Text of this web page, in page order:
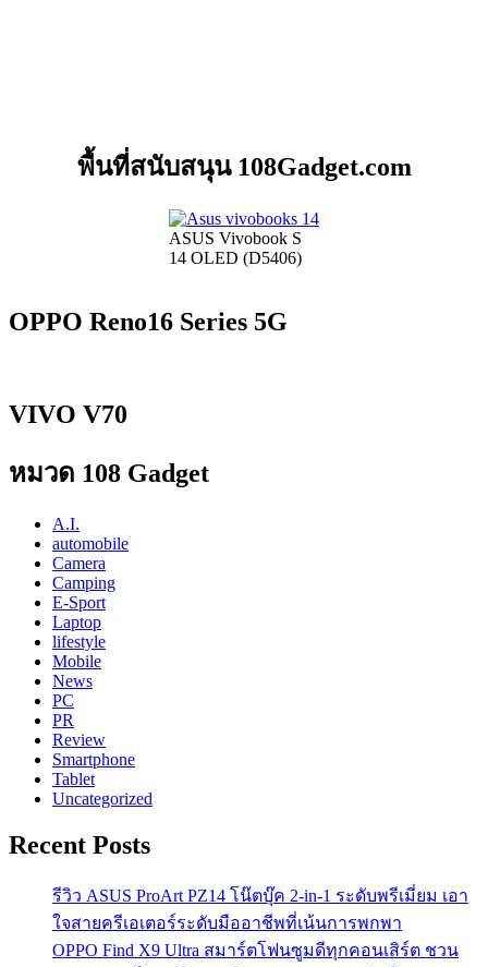
พื้นที่สนับสนุน 108Gadget.com
ASUS Vivobook S
14 OLED (D5406)
OPPO Reno16 Series 5G
VIVO V70
หมวด 108 Gadget
A.I.
automobile
Camera
Camping
E-Sport
Laptop
lifestyle
Mobile
News
PC
PR
Review
Smartphone
Tablet
Uncategorized
Recent Posts
รีวิว ASUS ProArt PZ14 โน๊ตบุ๊ค 2-in-1 ระดับพรีเมี่ยม เอา
ใจสายครีเอเตอร์ระดับมืออาชีพที่เน้นการพกพา
OPPO Find X9 Ultra สมาร์ตโฟนซูมดีทุกคอนเสิร์ต ชวน